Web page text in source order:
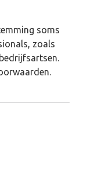
soms
zoals